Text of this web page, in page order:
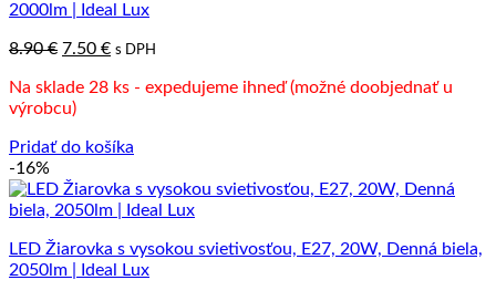
2000lm | Ideal Lux
8.90€ Pôvodná
bola:
8.90 €.
7.50 €Aktuálna
je:
s DPH
Na sklade 28 ks - expedujeme ihneď (možné doobjednať u
výrobcu)
Pridať do košíka
-16%
LED Žiarovka s vysokou svietivosťou, E27, 20W, Denná biela,
2050lm | Ideal Lux